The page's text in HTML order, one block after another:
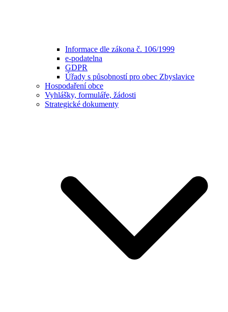
Informace dle zákona č. 106/1999
e-podatelna
GDPR
Úřady s působností pro obec Zbyslavice
Hospodaření obce
Vyhlášky, formuláře, žádosti
Strategické dokumenty